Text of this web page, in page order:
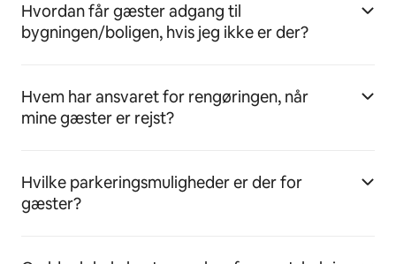
Hvordan får gæster adgang til
bygningen/boligen, hvis jeg ikke er der?
Hvem har ansvaret for rengøringen, når
mine gæster er rejst?
Hvilke parkeringsmuligheder er der for
gæster?